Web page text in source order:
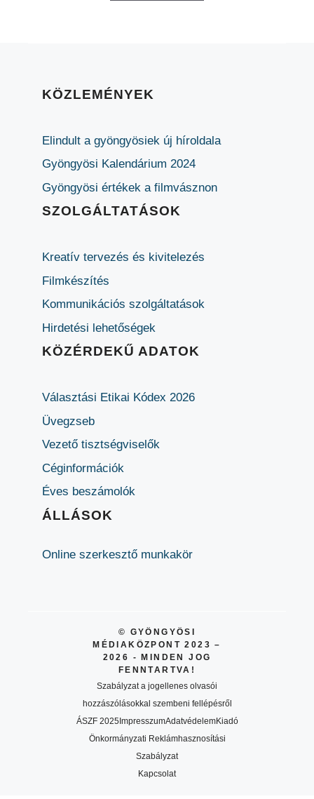
KÖZLEMÉNYEK
Elindult a gyöngyösiek új híroldala
Gyöngyösi Kalendárium 2024
Gyöngyösi értékek a filmvásznon
SZOLGÁLTATÁSOK
Kreatív tervezés és kivitelezés
Filmkészítés
Kommunikációs szolgáltatások
Hirdetési lehetőségek
KÖZÉRDEKŰ ADATOK
Választási Etikai Kódex 2026
Üvegzseb
Vezető tisztségviselők
Céginformációk
Éves beszámolók
ÁLLÁSOK
Online szerkesztő munkakör
© GYÖNGYÖSI
MÉDIAKÖZPONT 2023 –
2026 - MINDEN JOG
FENNTARTVA!
Szabályzat a jogellenes olvasói
hozzászólásokkal szembeni fellépésről
ÁSZF 2025ImpresszumAdatvédelemKiadó
Önkormányzati Reklámhasznosítási
Szabályzat
Kapcsolat